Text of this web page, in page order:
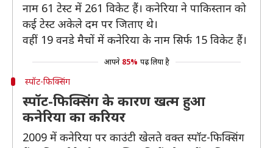
नाम 61 टेस्ट में 261 विकेट हैं। कनेरिया ने पाकिस्तान को
कई टेस्ट अकेले दम पर जिताए थे।
वहीं 19 वनडे मैचों में कनेरिया के नाम सिर्फ 15 विकेट हैं।
आपने 85% पढ़ लिया है
स्पॉट-फिक्सिंग
स्पॉट-फिक्सिंग के कारण खत्म हुआ
कनेरिया का करियर
2009 में कनेरिया पर काउंटी खेलते वक्त स्पॉट-फिक्सिंग